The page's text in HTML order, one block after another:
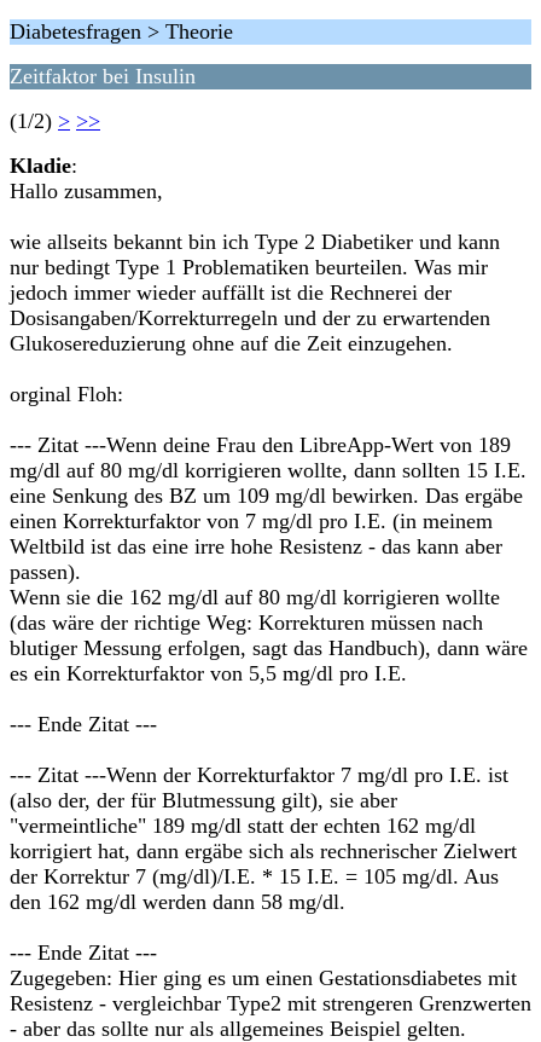
Diabetesfragen > Theorie
Zeitfaktor bei Insulin
(1/2) > >>
Kladie:
Hallo zusammen,
wie allseits bekannt bin ich Type 2 Diabetiker und kann
nur bedingt Type 1 Problematiken beurteilen. Was mir
jedoch immer wieder auffällt ist die Rechnerei der
Dosisangaben/Korrekturregeln und der zu erwartenden
Glukosereduzierung ohne auf die Zeit einzugehen.
orginal Floh:
--- Zitat ---Wenn deine Frau den LibreApp-Wert von 189
mg/dl auf 80 mg/dl korrigieren wollte, dann sollten 15 I.E.
eine Senkung des BZ um 109 mg/dl bewirken. Das ergäbe
einen Korrekturfaktor von 7 mg/dl pro I.E. (in meinem
Weltbild ist das eine irre hohe Resistenz - das kann aber
passen).
Wenn sie die 162 mg/dl auf 80 mg/dl korrigieren wollte
(das wäre der richtige Weg: Korrekturen müssen nach
blutiger Messung erfolgen, sagt das Handbuch), dann wäre
es ein Korrekturfaktor von 5,5 mg/dl pro I.E.
--- Ende Zitat ---
--- Zitat ---Wenn der Korrekturfaktor 7 mg/dl pro I.E. ist
(also der, der für Blutmessung gilt), sie aber
"vermeintliche" 189 mg/dl statt der echten 162 mg/dl
korrigiert hat, dann ergäbe sich als rechnerischer Zielwert
der Korrektur 7 (mg/dl)/I.E. * 15 I.E. = 105 mg/dl. Aus
den 162 mg/dl werden dann 58 mg/dl.
--- Ende Zitat ---
Zugegeben: Hier ging es um einen Gestationsdiabetes mit
Resistenz - vergleichbar Type2 mit strengeren Grenzwerten
- aber das sollte nur als allgemeines Beispiel gelten.